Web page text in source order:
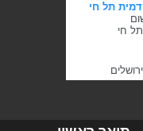
תל חי
תל חי
ירושלים